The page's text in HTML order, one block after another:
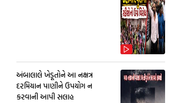
અંબાલાલે ખેડૂતોને આ નક્ષત્ર
દરમિયાન પાણીને ઉપયોગ ન
કરવાની આપી સલાહ